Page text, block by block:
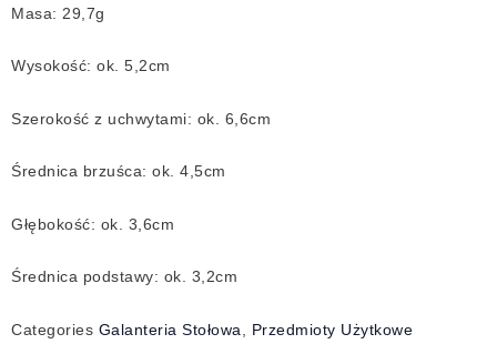
Masa: 29,7g
Wysokość: ok. 5,2cm
Szerokość z uchwytami: ok. 6,6cm
Średnica brzuśca: ok. 4,5cm
Głębokość: ok. 3,6cm
Średnica podstawy: ok. 3,2cm
Categories Galanteria Stołowa
Przedmioty Użytkowe